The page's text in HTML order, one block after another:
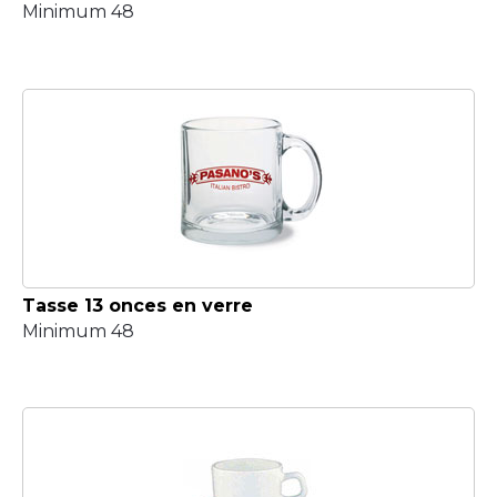
Minimum 48
Tasse 13 onces en verre
Minimum 48